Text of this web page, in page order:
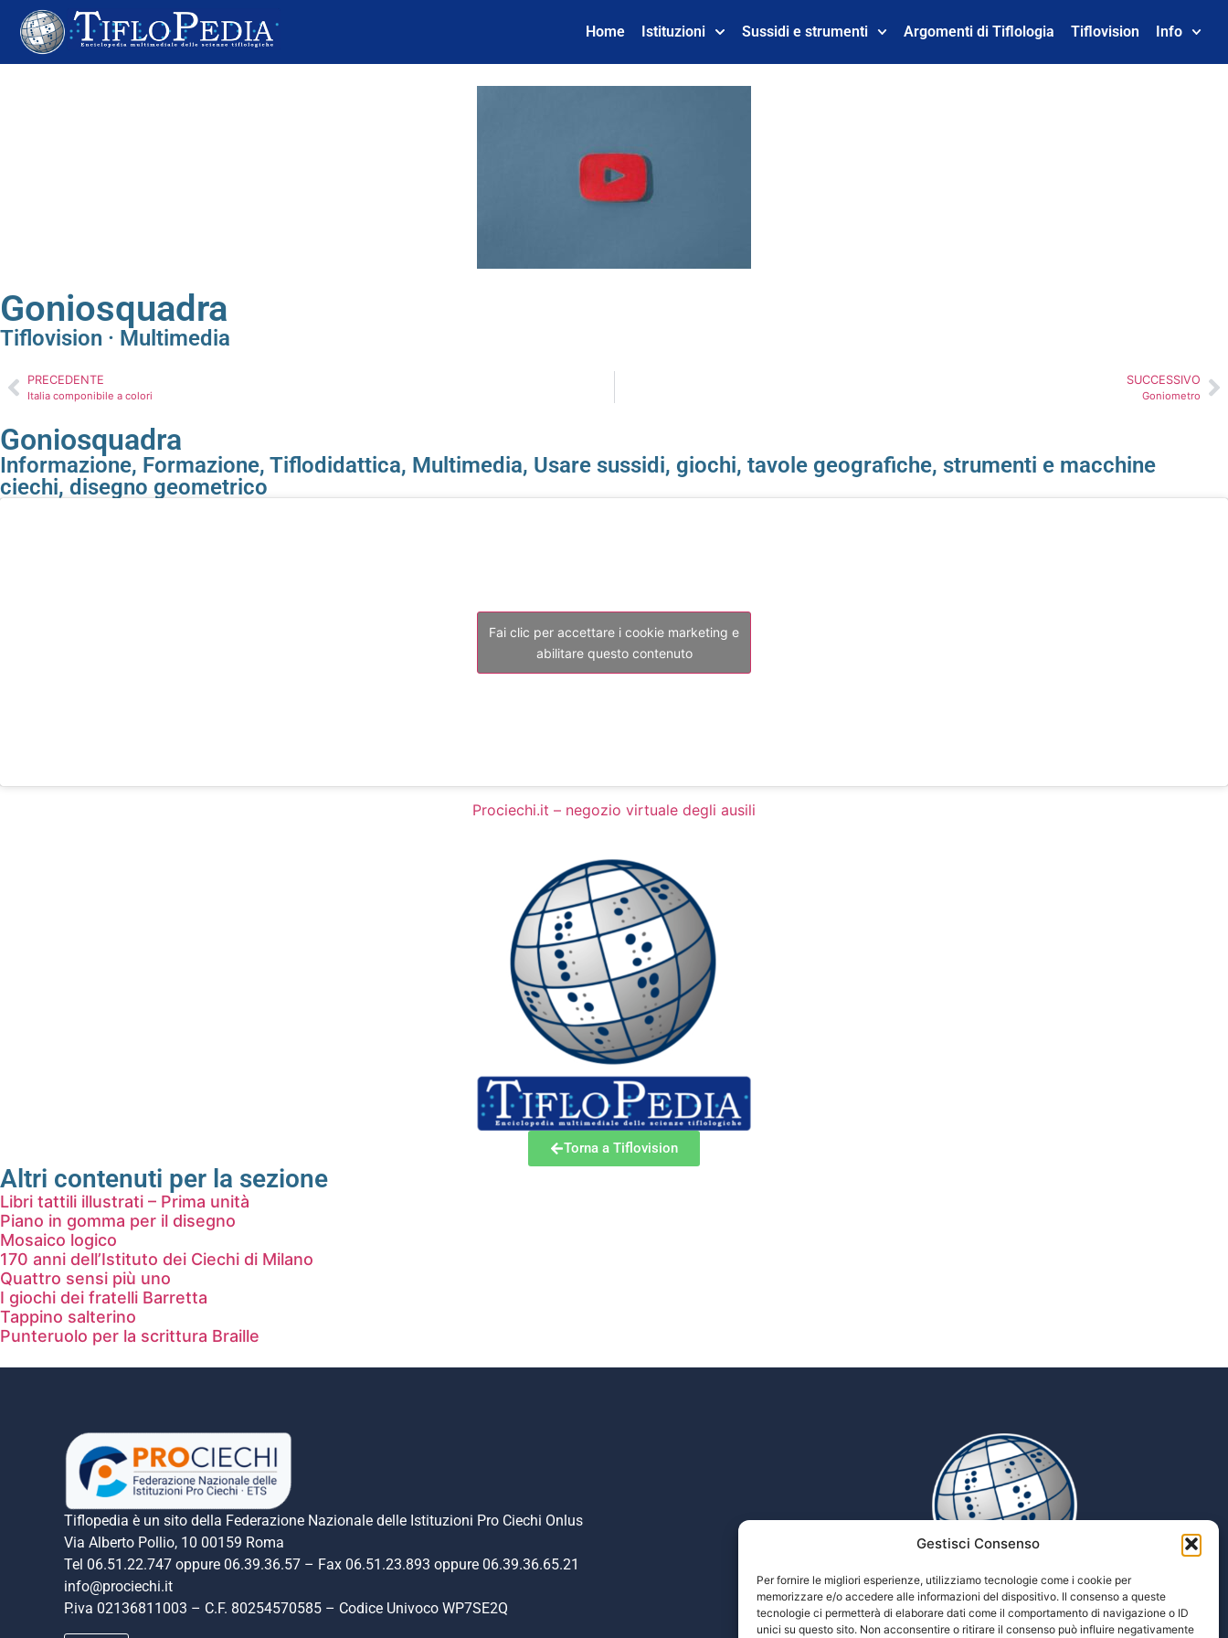
Gestisci Consenso
Per fornire le migliori esperienze, utilizziamo tecnologie come i cookie per
memorizzare e/o accedere alle informazioni del dispositivo. Il consenso a queste
tecnologie ci permetterà di elaborare dati come il comportamento di navigazione o ID
unici su questo sito. Non acconsentire o ritirare il consenso può influire negativamente
Home Istituzioni Sussidi e strumenti Argomenti di Tiflologia Tiflovision Info
Goniosquadra
Tiflovision · Multimedia
PRECEDENTE
Italia componibile a colori
SUCCESSIVO
Goniometro
Goniosquadra
Informazione, Formazione, Tiflodidattica, Multimedia, Usare sussidi, giochi, tavole geografiche, strumenti e macchine
ciechi, disegno geometrico
Fai clic per accettare i cookie marketing e
abilitare questo contenuto
Prociechi.it – negozio virtuale degli ausili
Torna a Tiflovision
Altri contenuti per la sezione
Libri tattili illustrati – Prima unità
Piano in gomma per il disegno
Mosaico logico
170 anni dell’Istituto dei Ciechi di Milano
Quattro sensi più uno
I giochi dei fratelli Barretta
Tappino salterino
Punteruolo per la scrittura Braille
Tiflopedia è un sito della Federazione Nazionale delle Istituzioni Pro Ciechi Onlus
Via Alberto Pollio, 10 00159 Roma
Tel 06.51.22.747 oppure 06.39.36.57 – Fax 06.51.23.893 oppure 06.39.36.65.21
info@prociechi.it
P.iva 02136811003 – C.F. 80254570585 – Codice Univoco WP7SE2Q
Tiflopedia